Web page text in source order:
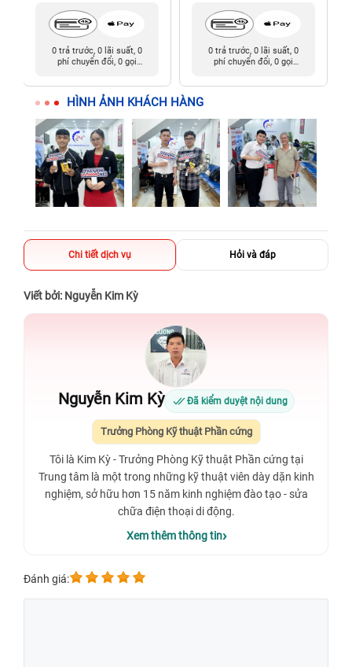
0 trả trước, 0 lãi suất, 0
phí chuyển đổi, 0 gọi
0 trả trước, 0 lãi suất, 0
phí chuyển đổi, 0 gọi
HÌNH ẢNH KHÁCH HÀNG
Chi tiết dịch vụ Hỏi và đáp
Viết bởi: Nguyễn Kim Kỳ
Nguyễn Kim Kỳ Đã kiểm duyệt nội dung
Trưởng Phòng Kỹ thuật Phần cứng
Tôi là Kim Kỳ - Trưởng Phòng Kỹ thuật Phần cứng tại
Trung tâm là một trong những kỹ thuật viên dày dặn kinh
nghiệm, sở hữu hơn 15 năm kinh nghiệm đào tạo - sửa
chữa điện thoại di động.
Xem thêm thông tin
Đánh giá: